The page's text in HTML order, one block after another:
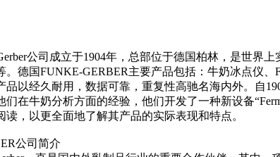
公司成立于1904年，总部位于德国柏林，是世
德国FUNKE-GERBER主要产品包括：牛奶冰点仪、
品以经久耐用，数据可靠，重复性高驰名海内外。自
在牛奶分析方面的经验，他们开发了一种新设备
，以更全面地了解其产品的实际表现和特点。
公司简介